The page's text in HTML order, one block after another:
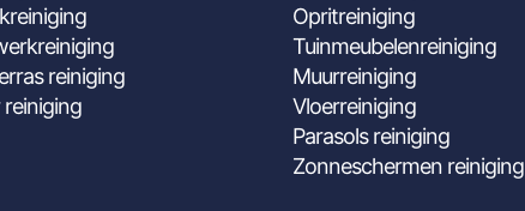
reiniging
reiniging
Opritreiniging
Tuinmeubelenreiniging
Muurreiniging
Vloerreiniging
Parasols reiniging
Zonneschermen reiniging